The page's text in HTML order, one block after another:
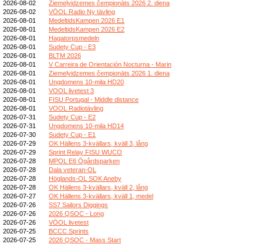
2026-08-02
Ziemeļvidzemes čempionāts 2026 2. diena
2026-08-02
VÖOL Radio Ny tävling
2026-08-01
MedeltidsKampen 2026 E1
2026-08-01
MedeltidsKampen 2026 E2
2026-08-01
Hagatorpsmedeln
2026-08-01
Sudety Cup - E3
2026-08-01
BLTM 2026
2026-08-01
V Carreira de Orientación Nocturna - Marin
2026-08-01
Ziemeļvidzemes čempionāts 2026 1. diena
2026-08-01
Ungdomens 10-mila HD20
2026-08-01
VOOL livetest 3
2026-08-01
FISU Portugal - Middle distance
2026-08-01
VOOL Radiotävling
2026-07-31
Sudety Cup - E2
2026-07-31
Ungdomens 10-mila HD14
2026-07-30
Sudety Cup - E1
2026-07-29
OK Hällens 3-kvällars, kväll 3, lång
2026-07-29
Sprint Relay FISU WUCO
2026-07-28
MPOL E6 Ögårdsparken
2026-07-28
Dala veteran-OL
2026-07-28
Höglands-OL SOK Aneby
2026-07-28
OK Hällens 3-kvällars, kväll 2, lång
2026-07-27
OK Hällens 3-kvällars, kväll 1, medel
2026-07-26
SS7 Sailors Diggings
2026-07-26
2026 QSOC - Long
2026-07-26
VÖOL livetest
2026-07-25
BCCC Sprints
2026-07-25
2026 QSOC - Mass Start